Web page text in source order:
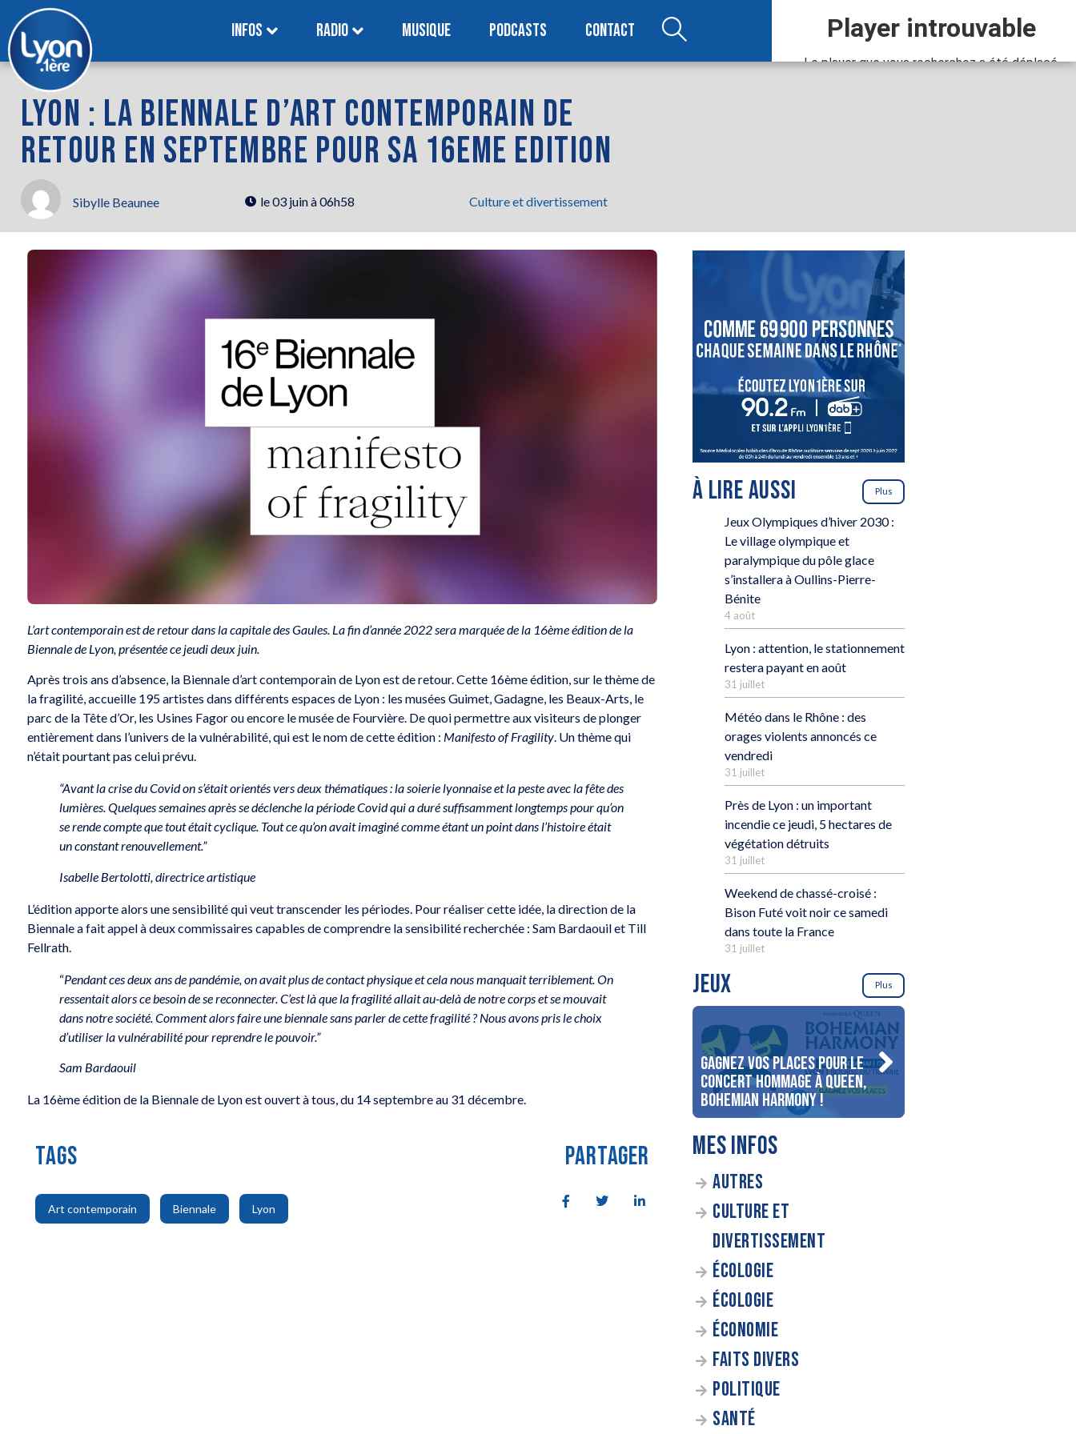
INFOS RADIO MUSIQUE PODCASTS CONTACT
LYON : LA BIENNALE D’ART CONTEMPORAIN DE
RETOUR EN SEPTEMBRE POUR SA 16EME EDITION
Sibylle Beaunee le03 juin à 06h58 Culture et divertissement
L’art contemporain est de retour dans la capitale des Gaules. La fin d’année 2022 sera marquée de la 16ème édition de la
Biennale de Lyon, présentée ce jeudi deux juin.
Après trois ans d’absence, la Biennale d’art contemporain de Lyon est de retour. Cette 16ème édition, sur le thème de
la fragilité, accueille 195 artistes dans différents espaces de Lyon : les musées Guimet, Gadagne, les Beaux-Arts, le
parc de la Tête d’Or, les Usines Fagor ou encore le musée de Fourvière. De quoi permettre aux visiteurs de plonger
entièrement dans l’univers de la vulnérabilité, qui est le nom de cette édition : Manifesto of Fragility. Un thème qui
n’était pourtant pas celui prévu.
“Avant la crise du Covid on s’était orientés vers deux thématiques : la soierie lyonnaise et la peste avec la fête des
lumières. Quelques semaines après se déclenche la période Covid qui a duré suffisamment longtemps pour qu’on
se rende compte que tout était cyclique. Tout ce qu’on avait imaginé comme étant un point dans l’histoire était
un constant renouvellement.”
Isabelle Bertolotti, directrice artistique
L’édition apporte alors une sensibilité qui veut transcender les périodes. Pour réaliser cette idée, la direction de la
Biennale a fait appel à deux commissaires capables de comprendre la sensibilité recherchée : Sam Bardaouil et Till
Fellrath.
“Pendant ces deux ans de pandémie, on avait plus de contact physique et cela nous manquait terriblement. On
ressentait alors ce besoin de se reconnecter. C’est là que la fragilité allait au-delà de notre corps et se mouvait
dans notre société. Comment alors faire une biennale sans parler de cette fragilité ? Nous avons pris le choix
d’utiliser la vulnérabilité pour reprendre le pouvoir.”
Sam Bardaouil
La 16ème édition de la Biennale de Lyon est ouvert à tous, du 14 septembre au 31 décembre.
TAGS
Art contemporain
,
Biennale
,
Lyon
PARTAGER
À LIRE AUSSI Plus
Jeux Olympiques d’hiver 2030 :
Le village olympique et
paralympique du pôle glace
s’installera à Oullins-Pierre-
Bénite
4 août
Lyon : attention, le stationnement
restera payant en août
31 juillet
Météo dans le Rhône : des
orages violents annoncés ce
vendredi
31 juillet
Près de Lyon : un important
incendie ce jeudi, 5 hectares de
végétation détruits
31 juillet
Weekend de chassé-croisé :
Bison Futé voit noir ce samedi
dans toute la France
31 juillet
JEUX Plus
Gagnez vos places pour le
concert Hommage à Queen,
Bohemian Harmony !
MES INFOS
AUTRES
CULTURE ET
DIVERTISSEMENT
ÉCOLOGIE
ÉCOLOGIE
ÉCONOMIE
FAITS DIVERS
POLITIQUE
SANTÉ